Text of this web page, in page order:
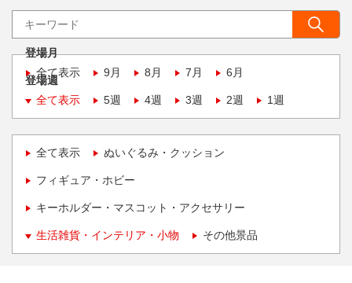
登場月
全て表示
9月 8月 7月 6月
登場週
全て表示
5週 4週 3週 2週 1週
全て表示 ぬいぐるみ・クッション
フィギュア・ホビー
キーホルダー・マスコット・アクセサリー
生活雑貨・インテリア・小物 その他景品